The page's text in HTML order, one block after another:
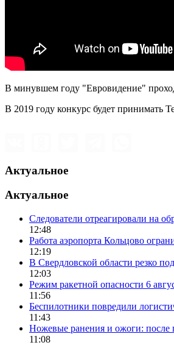
В минувшем году "Евровидение"
В 2019 году конкурс будет принимать
Актуальное
Актуальное
Следователи отреагировали на
12:48
Работа аэропорта Кольцово
12:19
В Свердловской области резко
12:03
Режим ракетной опасности 6
11:56
Беспилотники повредили
11:43
Ножевые ранения и ожоги: после
11:08